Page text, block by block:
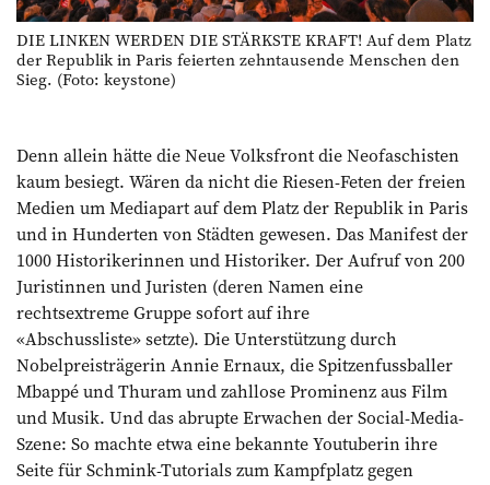
DIE LINKEN WERDEN DIE STÄRKSTE KRAFT! Auf dem Platz
der Republik in Paris feierten zehntausende Menschen den
Sieg. (Foto: keystone)
Denn allein hätte die Neue Volksfront die Neofaschisten
kaum besiegt. Wären da nicht die Riesen-Feten der freien
Medien um Mediapart auf dem Platz der Republik in Paris
und in Hunderten von Städten gewesen. Das Manifest der
1000 Historikerinnen und Historiker. Der Aufruf von 200
Juristinnen und Juristen (deren Namen eine
rechtsextreme Gruppe sofort auf ihre
«Abschussliste» setzte). Die Unterstützung durch
Nobelpreisträgerin Annie Ernaux, die Spitzenfussballer
Mbappé und Thuram und zahllose Prominenz aus Film
und Musik. Und das abrupte Erwachen der Social-Media-
Szene: So machte etwa eine bekannte Youtuberin ihre
Seite für Schmink-Tutorials zum Kampfplatz gegen